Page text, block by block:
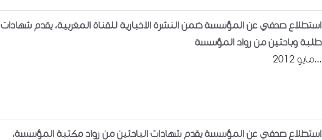
استطلاع صحفي عن المؤسسة ضمن النشرة الاخبارية للقناة المغربية، يقدم شهادات
طلبة وباحثين من رواد المؤسسة
مايو 2012...
استطلاع صحفي عن المؤسسة يقدم شهادات الباحثين من رواد مكتبة المؤسسة،